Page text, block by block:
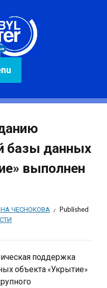
базы данных
выполнен
ЧЕСНОКОВА
Published
поддержка
объекта «Укрытие»